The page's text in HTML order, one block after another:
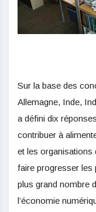
Sur la base des
Allemagne, Inde,
a défini dix
contribuer à
et les organisations
faire progresser les
plus grand nombre
l’économie